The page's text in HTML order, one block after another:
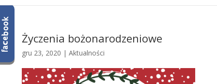
Życzenia bożonarodzeniowe
gru 23, 2020 | Aktualności